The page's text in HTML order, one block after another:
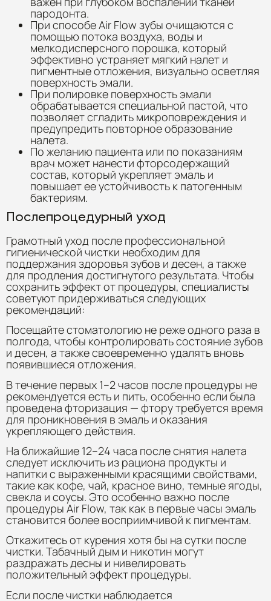
пародонта.
При способе Air Flow зубы очищаются с
помощью потока воздуха, воды и
мелкодисперсного порошка, который
эффективно устраняет мягкий налет и
пигментные отложения, визуально осветляя
поверхность эмали.
При полировке поверхность эмали
обрабатывается специальной пастой, что
позволяет сгладить микроповреждения и
предупредить повторное образование
налета.
По желанию пациента или по показаниям
врач может нанести фторсодержащий
состав, который укрепляет эмаль и
повышает ее устойчивость к патогенным
бактериям.
Послепроцедурный уход
Грамотный уход после профессиональной
гигиенической чистки необходим для
поддержания здоровья зубов и десен, а также
для продления достигнутого результата. Чтобы
сохранить эффект от процедуры, специалисты
советуют придерживаться следующих
рекомендаций:
Посещайте стоматологию не реже одного раза в
полгода, чтобы контролировать состояние зубов
и десен, а также своевременно удалять вновь
появившиеся отложения.
В течение первых 1–2 часов после процедуры не
рекомендуется есть и пить, особенно если была
проведена фторизация — фтору требуется время
для проникновения в эмаль и оказания
укрепляющего действия.
На ближайшие 12–24 часа после снятия налета
следует исключить из рациона продукты и
напитки с выраженными красящими свойствами,
такие как кофе, чай, красное вино, темные ягоды,
свекла и соусы. Это особенно важно после
процедуры Air Flow, так как в первые часы эмаль
становится более восприимчивой к пигментам.
Откажитесь от курения хотя бы на сутки после
чистки. Табачный дым и никотин могут
раздражать десны и нивелировать
положительный эффект процедуры.
Если после чистки наблюдается